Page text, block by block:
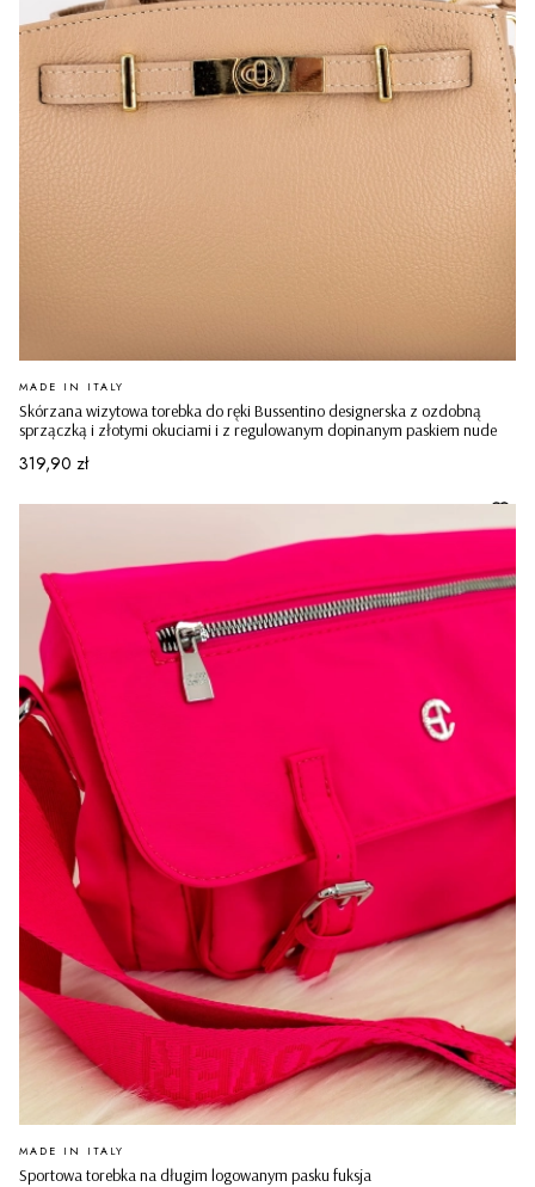
Skórzana wizytowa torebka do ręki Bussentino designerska z ozdobną
sprzączką i złotymi okuciami i z regulowanym dopinanym paskiem nude
PRODUCENT
MADE IN ITALY
Cena
319,90 zł
Sportowa torebka na długim logowanym pasku fuksja
PRODUCENT
MADE IN ITALY